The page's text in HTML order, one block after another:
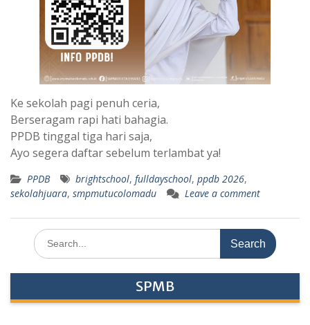
Ke sekolah pagi penuh ceria,
Berseragam rapi hati bahagia.
PPDB tinggal tiga hari saja,
Ayo segera daftar sebelum terlambat ya!
PPDB brightschool, fulldayschool, ppdb 2026,
sekolahjuara, smpmutucolomadu Leave a comment
Search
for:
SPMB